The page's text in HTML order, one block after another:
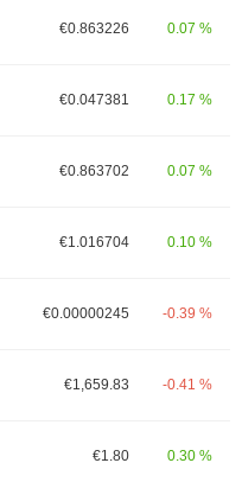
€0.863226 0.07 %
€0.047381 0.17 %
€0.863702 0.07 %
€1.016704 0.10 %
€0.00000245 -0.39 %
€1,659.83 -0.41 %
€1.80 0.30 %